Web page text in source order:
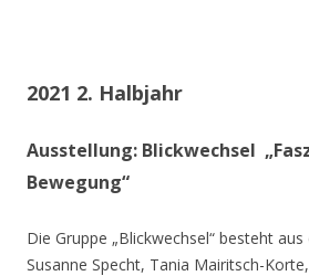
2021 2. Halbjahr
Ausstellung: Blickwechsel
Bewegung“
Die Gruppe „Blickwechsel“ besteht
Susanne Specht, Tania Mairitsch-